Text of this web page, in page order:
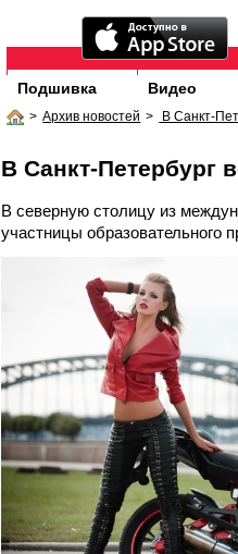
Подшивка Видео
> Архив новостей > В Санкт-
В Санкт-Петербург
В северную столицу из
участницы образовательного